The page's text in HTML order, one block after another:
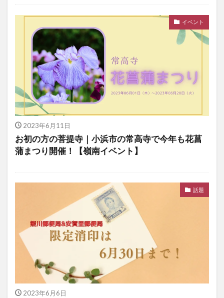
イベント
2023年6月11日
お初の方の菩提寺｜小浜市の常高寺で今年も花菖
蒲まつり開催！【嶺南イベント】
話題
2023年6月6日